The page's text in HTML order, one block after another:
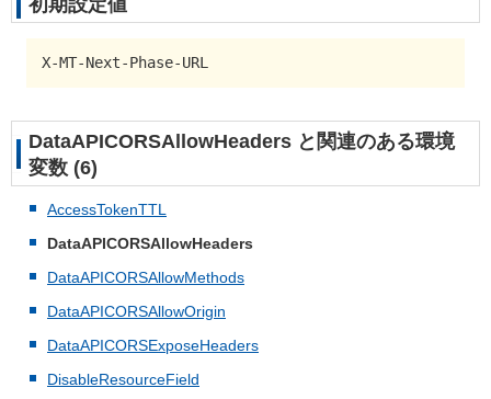
初期設定値
X-MT-Next-Phase-URL
DataAPICORSAllowHeaders と関連のある環境
変数 (6)
AccessTokenTTL
DataAPICORSAllowHeaders
DataAPICORSAllowMethods
DataAPICORSAllowOrigin
DataAPICORSExposeHeaders
DisableResourceField